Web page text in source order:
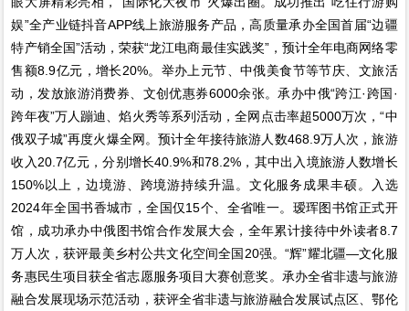
娱”全产业链抖音APP线上旅游服务产品，高质量承办全国首届“边疆
特产销全国”活动，荣获“龙江电商最佳实践奖”，预计全年电商网络零
售额8.9亿元，增长20%。举办上元节、中俄美食节等节庆、文旅活
动，发放旅游消费券、文创优惠券6000余张。承办中俄“跨江·跨国·
跨年夜”万人蹦迪、焰火秀等系列活动，全网点击率超5000万次，“中
俄双子城”再度火爆全网。预计全年接待旅游人数468.9万人次，旅游
收入20.7亿元，分别增长40.9%和78.2%，其中出入境旅游人数增长
150%以上，边境游、跨境游持续升温。文化服务成果丰硕。入选
2024年全国书香城市，全国仅15个、全省唯一。瑷珲图书馆正式开
馆，成功承办中俄图书馆合作发展大会，全年累计接待中外读者8.7
万人次，获评最美乡村公共文化空间全国20强。“辉”耀北疆—文化服
务惠民生项目获全省志愿服务项目大赛创意奖。承办全省非遗与旅游
融合发展现场示范活动，获评全省非遗与旅游融合发展试点区、鄂伦